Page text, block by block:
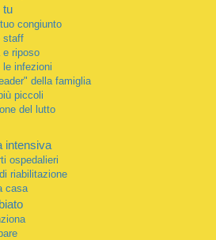
tu
congiunto
staff
e riposo
le infezioni
della famiglia
piccoli
del lutto
intensiva
ospedalieri
riabilitazione
casa